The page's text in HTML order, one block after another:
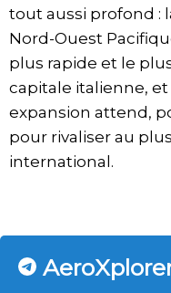
tout aussi profond :
Nord-Ouest
plus rapide et le
capitale italienne,
expansion attend,
pour rivaliser au
international.